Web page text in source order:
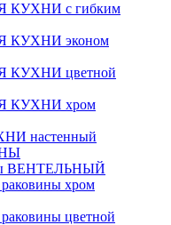
с гибким
КУХНИ эконом
цветной
КУХНИ хром
настенный
ВЕНТЕЛЬНЫЙ
хром
цветной